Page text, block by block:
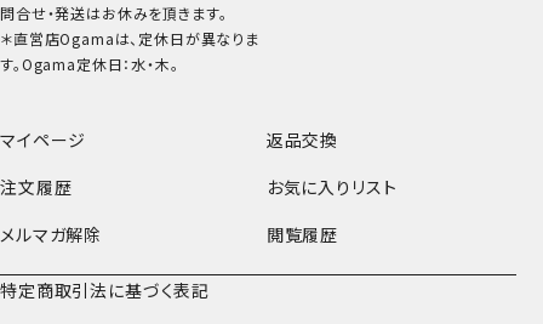
マイページ
返品交換
注文履歴
お気に入りリスト
メルマガ解除
閲覧履歴
特定商取引法に基づく表記
問合せ・発送はお休みを頂きます。
＊直営店Ogamaは、定休日が異なりま
す。Ogama定休日：水・木。